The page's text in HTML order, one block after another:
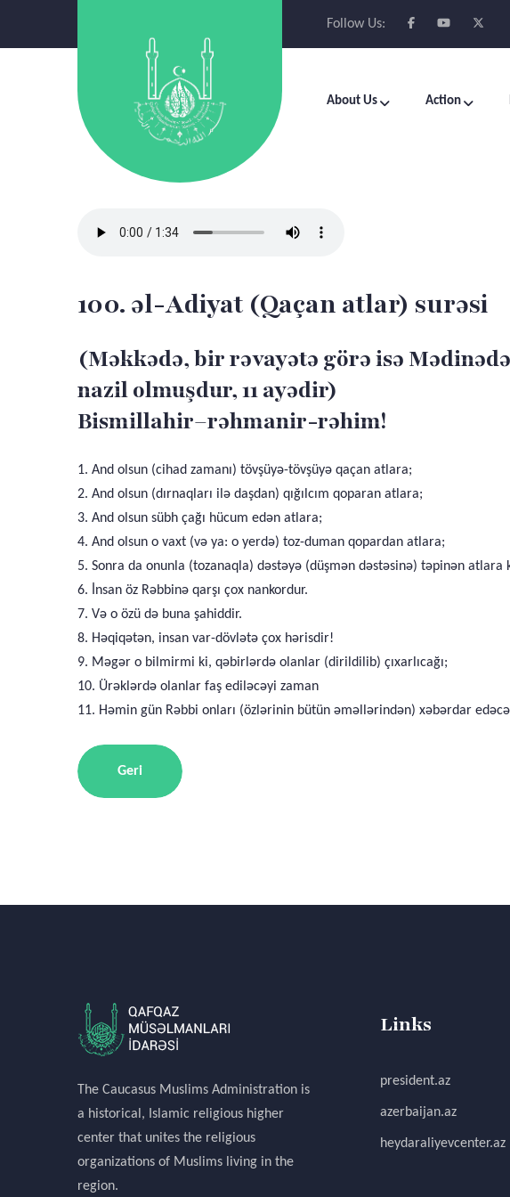
Follow Us:
About Us Action
100. əl-Adiyat (Qaçan atlar) surəsi
(Məkkədə, bir rəvayətə görə isə Mədinədə
nazil olmuşdur, 11 ayədir)
Bismillahir–rəhmanir-rəhim!
1. And olsun (cihad zamanı) tövşüyə-tövşüyə qaçan atlara;
2. And olsun (dırnaqları ilə daşdan) qığılcım qoparan atlara;
3. And olsun sübh çağı hücum edən atlara;
4. And olsun o vaxt (və ya: o yerdə) toz-duman qopardan atlara;
5. Sonra da onunla (tozanaqla) dəstəyə (düşmən dəstəsinə) təpinən atlara
6. İnsan öz Rəbbinə qarşı çox nankordur.
7. Və o özü də buna şahiddir.
8. Həqiqətən, insan var-dövlətə çox hərisdir!
9. Məgər o bilmirmi ki, qəbirlərdə olanlar (dirildilib) çıxarlıcağı;
10. Ürəklərdə olanlar faş ediləcəyi zaman
11. Həmin gün Rəbbi onları (özlərinin bütün əməllərindən) xəbərdar
Geri
The Caucasus Muslims Administration is
a historical, Islamic religious higher
center that unites the religious
organizations of Muslims living in the
region.
Links
president.az
azerbaijan.az
heydaraliyevcenter.az